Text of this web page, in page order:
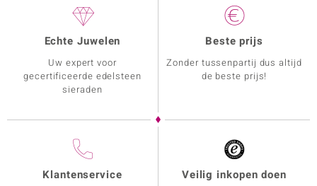
Echte Juwelen
Uw expert voor
gecertificeerde edelsteen
sieraden
Beste prijs
Zonder tussenpartij dus altijd
de beste prijs!
Klantenservice Veilig inkopen doen